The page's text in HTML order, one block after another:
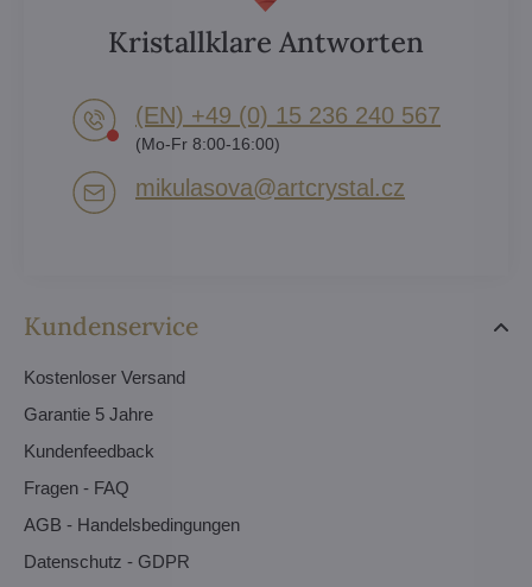
Kundenservice
Kostenloser Versand
Garantie 5 Jahre
Kundenfeedback
Fragen - FAQ
AGB - Handelsbedingungen
Datenschutz - GDPR
Kristallklare Antworten
(EN) +49 (0) 15 236 240 567
(Mo-Fr 8:00-16:00)
mikulasova​@artcrystal​.cz